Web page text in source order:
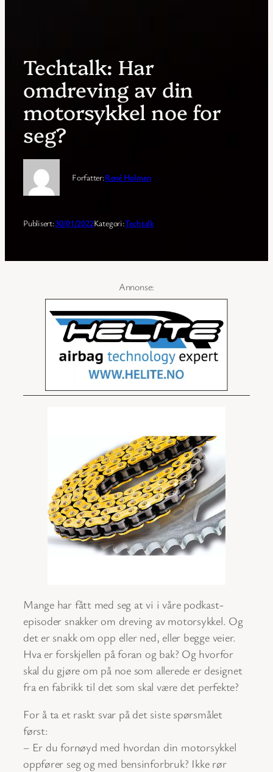
Techtalk: Har
omdreving av din
motorsykkel noe for
seg?
Forfatter:René Holmen
Publisert:30/01/2022Kategori:Techtalk
Mange har fått med seg at vi i våre podkast-
episoder snakker om dreving av motorsykkel. Og
det er snakk om opp eller ned, eller begge veier.
Hva er forskjellen på foran og bak? Og hvorfor
skal du gjøre om på noe som allerede er designet
fra en fabrikk til det som skal være det perfekte?
For å ta et raskt svar på det siste spørsmålet
først:
– Er du fornøyd med hvordan din motorsykkel
oppfører seg og med bensinforbruk? Ikke rør